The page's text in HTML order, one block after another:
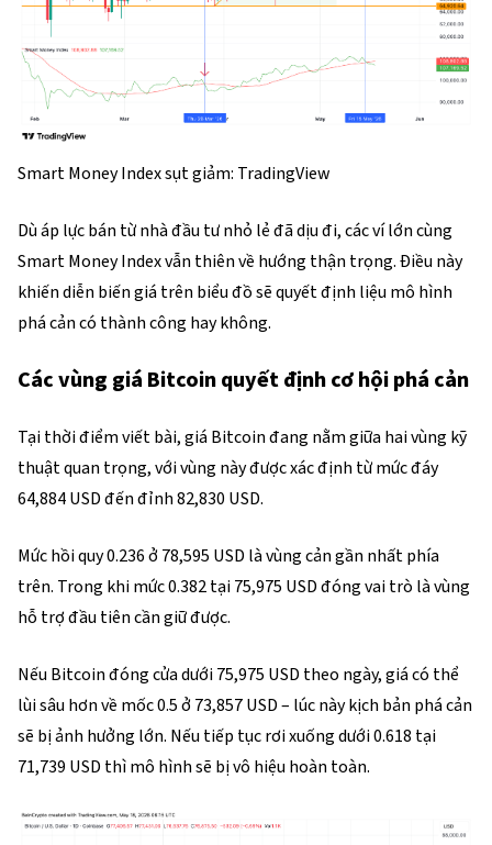
Smart Money Index sụt giảm: TradingView
Dù áp lực bán từ nhà đầu tư nhỏ lẻ đã dịu đi, các ví lớn cùng
Smart Money Index vẫn thiên về hướng thận trọng. Điều này
khiến diễn biến giá trên biểu đồ sẽ quyết định liệu mô hình
phá cản có thành công hay không.
Các vùng giá Bitcoin quyết định cơ hội phá cản
Tại thời điểm viết bài, giá Bitcoin đang nằm giữa hai vùng kỹ
thuật quan trọng, với vùng này được xác định từ mức đáy
64,884 USD đến đỉnh 82,830 USD.
Mức hồi quy 0.236 ở 78,595 USD là vùng cản gần nhất phía
trên. Trong khi mức 0.382 tại 75,975 USD đóng vai trò là vùng
hỗ trợ đầu tiên cần giữ được.
Nếu Bitcoin đóng cửa dưới 75,975 USD theo ngày, giá có thể
lùi sâu hơn về mốc 0.5 ở 73,857 USD – lúc này kịch bản phá cản
sẽ bị ảnh hưởng lớn. Nếu tiếp tục rơi xuống dưới 0.618 tại
71,739 USD thì mô hình sẽ bị vô hiệu hoàn toàn.